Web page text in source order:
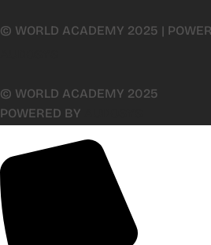
© WORLD ACADEMY 2025 |
© WORLD ACADEMY 2025
POWERED BY